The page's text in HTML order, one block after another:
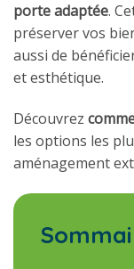
porte adaptée.
préserver vos
aussi de
et esthétique.
Découvrez
les options les
aménagement